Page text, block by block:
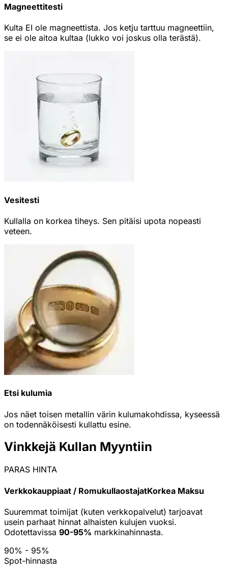
Magneettitesti
Kulta EI ole magneettista. Jos ketju tarttuu magneettiin,
se ei ole aitoa kultaa (lukko voi joskus olla terästä).
Vesitesti
Kullalla on korkea tiheys. Sen pitäisi upota nopeasti
veteen.
Etsi kulumia
Jos näet toisen metallin värin kulumakohdissa, kyseessä
on todennäköisesti kullattu esine.
Vinkkejä Kullan Myyntiin
PARAS HINTA
Verkkokauppiaat / RomukullaostajatKorkea Maksu
Suuremmat toimijat (kuten verkkopalvelut) tarjoavat
usein parhaat hinnat alhaisten kulujen vuoksi.
Odotettavissa 90-95% markkinahinnasta.
90% - 95%
Spot-hinnasta